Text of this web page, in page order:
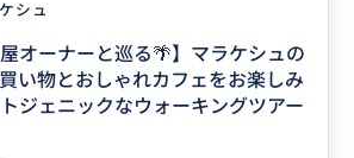
シュ
屋オーナーと巡る🌴】マラケシュの
い物とおしゃれカフェをお楽しみ
ジェニックなウォーキングツアー